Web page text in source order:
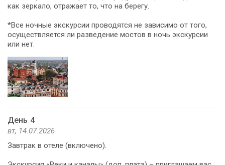
как зеркало, отражает то, что на берегу.
*Все ночные экскурсии проводятся не зависимо от того,
осуществляется ли разведение мостов в ночь экскурсии
или нет.
День 4
вт, 14.07.2026
Завтрак в отеле (включено).